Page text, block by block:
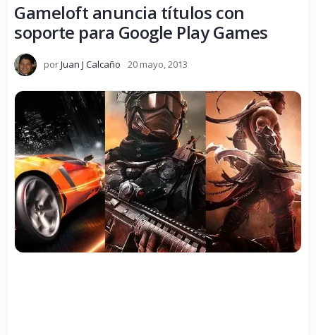
Gameloft anuncia títulos con
soporte para Google Play Games
porJuan J Calcaño 20 mayo, 2013